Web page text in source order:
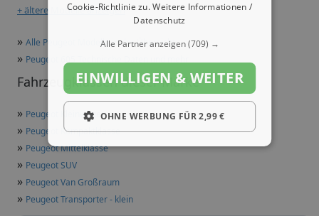
+ ältere Modelle anzeigen
» Alle Peugeot Modelle in der Übersicht
» Peugeot 605 Technische Daten und mehr
Fahrzeugklassen dieser Marke
» Peugeot Kleinwagen
» Peugeot Kompaktklasse
» Peugeot Mittelklasse
» Peugeot SUV
» Peugeot Van Großraum
» Peugeot Transporter - klein
Cookie-Richtlinie zu.Weitere Informationen /
Datenschutz
Alle Partner anzeigen(709) →
EINWILLIGEN & WEITER
OHNE WERBUNG FÜR 2,99 €